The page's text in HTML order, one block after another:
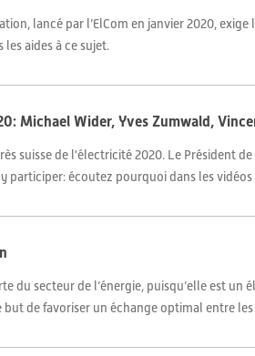
lancé par l’ElCom en janvier 2020,
aides à ce sujet.
Michael Wider, Yves Zumwald,
suisse de l'électricité 2020. Le Président
participer: écoutez pourquoi dans les
du secteur de l’énergie, puisqu’elle est
de favoriser un échange optimal entre les